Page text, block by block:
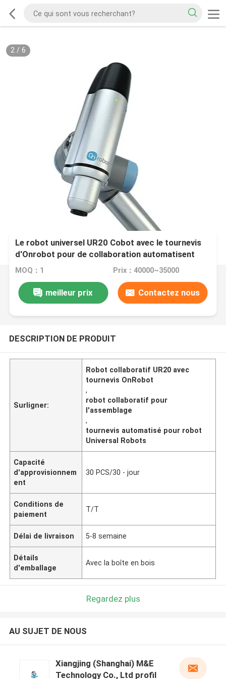
2/ 6
Le robot universel UR20 Cobot avec le tournevis
d'Onrobot pour de collaboration automatisent
l'Assemblée
MOQ：1 Prix：40000~35000
meilleur prix Contactez nous
DESCRIPTION DE PRODUIT
Surligner:
Robot collaboratif UR20 avec
tournevis OnRobot
,
robot collaboratif pour
l'assemblage
,
tournevis automatisé pour robot
Universal Robots
Capacité
d'approvisionnem
ent
30 PCS/30 - jour
Conditions de
paiement
T/T
Délai de livraison 5-8 semaine
Détails
d'emballage
Avec la boîte en bois
Regardez plus
AU SUJET DE NOUS
Xiangjing (Shanghai) M&E
Technology Co., Ltd profil